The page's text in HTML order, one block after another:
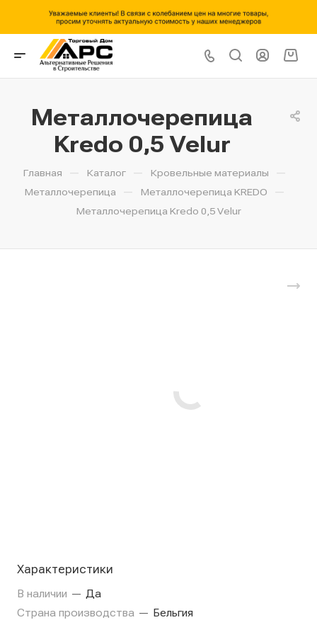
Металлочерепица
Kredo 0,5 Velur
Главная — Каталог — Кровельные материалы —
Металлочерепица — Металлочерепица KREDO —
Металлочерепица Kredo 0,5 Velur
Характеристики
В наличии — Да
Страна производства — Бельгия